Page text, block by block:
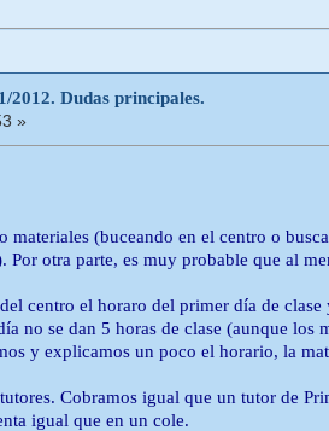
2012. Dudas principales.
»
materiales (buceando en el centro o
otra parte, es muy probable que al
centro el horaro del primer día de
no se dan 5 horas de clase (aunque los
y explicamos un poco el horario, la
Cobramos igual que un tutor de
igual que en un cole.